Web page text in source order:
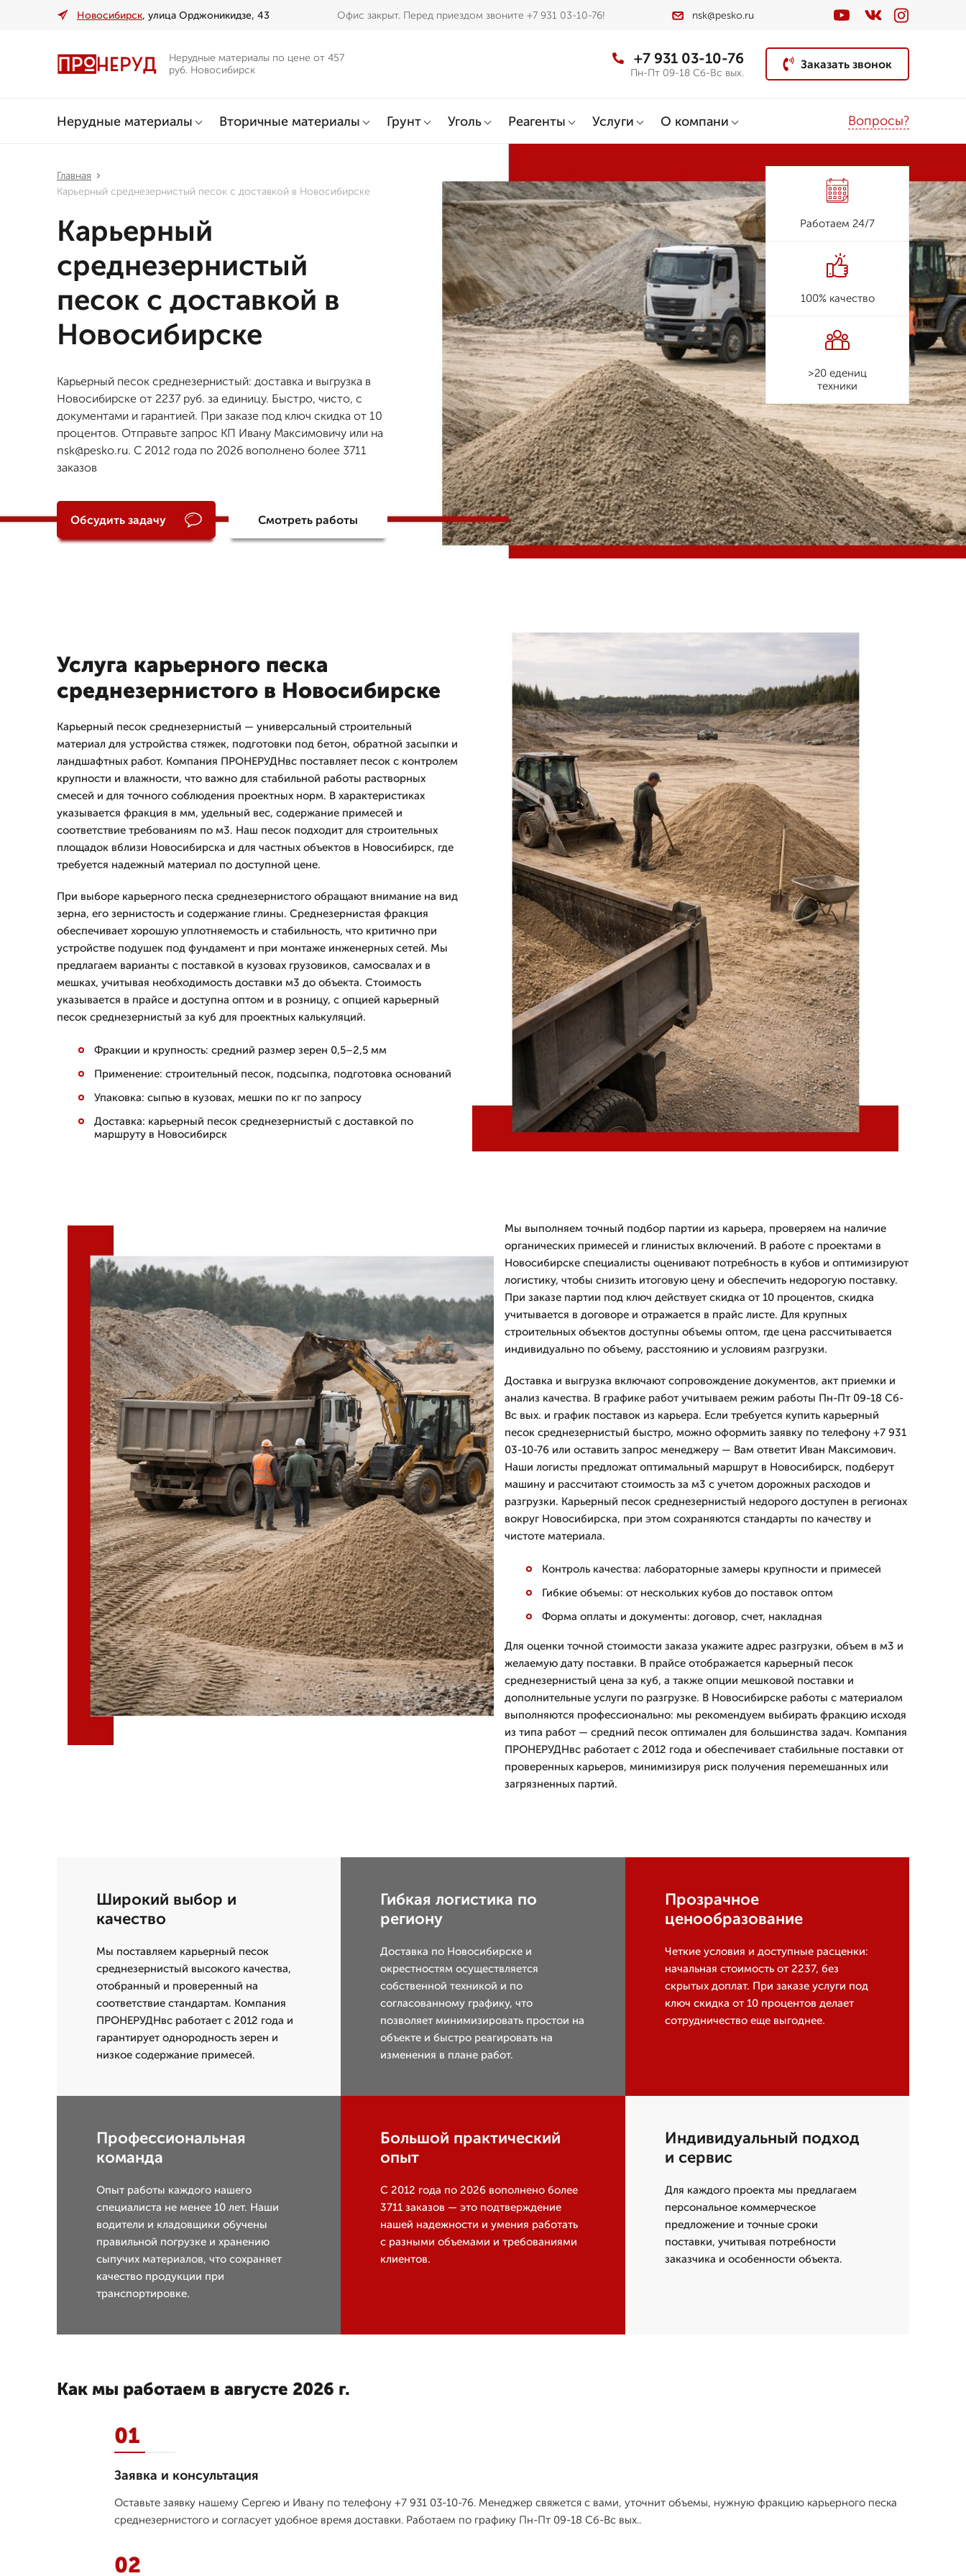
Новосибирск, улица Орджоникидзе, 43 Офис закрыт. Перед приездом звоните +7 931 03-10-76! nsk@pesko.ru
Нерудные материалы по цене от 457
руб. Новосибирск
+7 931 03-10-76
Пн-Пт 09-18 Сб-Вс вых.
Заказать звонок
Нерудные материалы Вторичные материалы Грунт Уголь Реагенты Услуги О компани Вопросы?
Главная
Карьерный среднезернистый песок с доставкой в Новосибирске
Карьерный
среднезернистый
песок с доставкой в
Новосибирске
Карьерный песок среднезернистый: доставка и выгрузка в
Новосибирске от 2237 руб. за единицу. Быстро, чисто, с
документами и гарантией. При заказе под ключ скидка от 10
процентов. Отправьте запрос КП Ивану Максимовичу или на
nsk@pesko.ru. С 2012 года по 2026 вополнено более 3711
заказов
Обсудить задачу Смотреть работы
Работаем 24/7
100% качество
>20 едениц
техники
Услуга карьерного песка
среднезернистого в Новосибирске
Карьерный песок среднезернистый — универсальный строительный
материал для устройства стяжек, подготовки под бетон, обратной засыпки и
ландшафтных работ. Компания ПРОНЕРУДНвс поставляет песок с контролем
крупности и влажности, что важно для стабильной работы растворных
смесей и для точного соблюдения проектных норм. В характеристиках
указывается фракция в мм, удельный вес, содержание примесей и
соответствие требованиям по м3. Наш песок подходит для строительных
площадок вблизи Новосибирска и для частных объектов в Новосибирск, где
требуется надежный материал по доступной цене.
При выборе карьерного песка среднезернистого обращают внимание на вид
зерна, его зернистость и содержание глины. Среднезернистая фракция
обеспечивает хорошую уплотняемость и стабильность, что критично при
устройстве подушек под фундамент и при монтаже инженерных сетей. Мы
предлагаем варианты с поставкой в кузовах грузовиков, самосвалах и в
мешках, учитывая необходимость доставки м3 до объекта. Стоимость
указывается в прайсе и доступна оптом и в розницу, с опцией карьерный
песок среднезернистый за куб для проектных калькуляций.
Фракции и крупность: средний размер зерен 0,5–2,5 мм
Применение: строительный песок, подсыпка, подготовка оснований
Упаковка: сыпью в кузовах, мешки по кг по запросу
Доставка: карьерный песок среднезернистый с доставкой по
маршруту в Новосибирск
Мы выполняем точный подбор партии из карьера, проверяем на наличие
органических примесей и глинистых включений. В работе с проектами в
Новосибирске специалисты оценивают потребность в кубов и оптимизируют
логистику, чтобы снизить итоговую цену и обеспечить недорогую поставку.
При заказе партии под ключ действует скидка от 10 процентов, скидка
учитывается в договоре и отражается в прайс листе. Для крупных
строительных объектов доступны объемы оптом, где цена рассчитывается
индивидуально по объему, расстоянию и условиям разгрузки.
Доставка и выгрузка включают сопровождение документов, акт приемки и
анализ качества. В графике работ учитываем режим работы Пн-Пт 09-18 Сб-
Вс вых. и график поставок из карьера. Если требуется купить карьерный
песок среднезернистый быстро, можно оформить заявку по телефону +7 931
03-10-76 или оставить запрос менеджеру — Вам ответит Иван Максимович.
Наши логисты предложат оптимальный маршрут в Новосибирск, подберут
машину и рассчитают стоимость за м3 с учетом дорожных расходов и
разгрузки. Карьерный песок среднезернистый недорого доступен в регионах
вокруг Новосибирска, при этом сохраняются стандарты по качеству и
чистоте материала.
Контроль качества: лабораторные замеры крупности и примесей
Гибкие объемы: от нескольких кубов до поставок оптом
Форма оплаты и документы: договор, счет, накладная
Для оценки точной стоимости заказа укажите адрес разгрузки, объем в м3 и
желаемую дату поставки. В прайсе отображается карьерный песок
среднезернистый цена за куб, а также опции мешковой поставки и
дополнительные услуги по разгрузке. В Новосибирске работы с материалом
выполняются профессионально: мы рекомендуем выбирать фракцию исходя
из типа работ — средний песок оптимален для большинства задач. Компания
ПРОНЕРУДНвс работает с 2012 года и обеспечивает стабильные поставки от
проверенных карьеров, минимизируя риск получения перемешанных или
загрязненных партий.
Широкий выбор и
качество
Мы поставляем карьерный песок
среднезернистый высокого качества,
отобранный и проверенный на
соответствие стандартам. Компания
ПРОНЕРУДНвс работает с 2012 года и
гарантирует однородность зерен и
низкое содержание примесей.
Гибкая логистика по
региону
Доставка по Новосибирске и
окрестностям осуществляется
собственной техникой и по
согласованному графику, что
позволяет минимизировать простои на
объекте и быстро реагировать на
изменения в плане работ.
Прозрачное
ценообразование
Четкие условия и доступные расценки:
начальная стоимость от 2237, без
скрытых доплат. При заказе услуги под
ключ скидка от 10 процентов делает
сотрудничество еще выгоднее.
Профессиональная
команда
Опыт работы каждого нашего
специалиста не менее 10 лет. Наши
водители и кладовщики обучены
правильной погрузке и хранению
сыпучих материалов, что сохраняет
качество продукции при
транспортировке.
Большой практический
опыт
С 2012 года по 2026 вополнено более
3711 заказов — это подтверждение
нашей надежности и умения работать
с разными объемами и требованиями
клиентов.
Индивидуальный подход
и сервис
Для каждого проекта мы предлагаем
персональное коммерческое
предложение и точные сроки
поставки, учитывая потребности
заказчика и особенности объекта.
Как мы работаем в августе 2026 г.
01
Заявка и консультация
Оставьте заявку нашему Сергею и Ивану по телефону +7 931 03-10-76. Менеджер свяжется с вами, уточнит объемы, нужную фракцию карьерного песка
среднезернистого и согласует удобное время доставки. Работаем по графику Пн-Пт 09-18 Сб-Вс вых..
02